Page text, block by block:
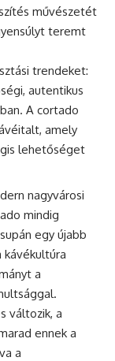
művészetét
teremt
trendeket:
autentikus
A cortado
amely
lehetőséget
nagyvárosi
mindig
egy újabb
kávékultúra
a
változik, a
ennek a
a